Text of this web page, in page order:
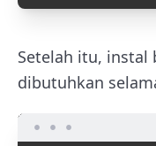
Setelah itu, instal
dibutuhkan